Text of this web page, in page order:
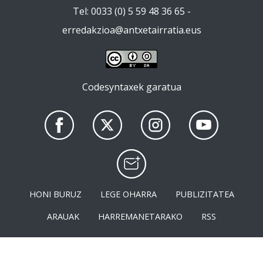
Tel: 0033 (0) 5 59 48 36 65 -
erredakzioa@antxetairratia.eus
Codesyntaxek garatua
HONI BURUZ LEGE OHARRA
PUBLIZITATEA
ARAUAK
HARREMANETARAKO RSS